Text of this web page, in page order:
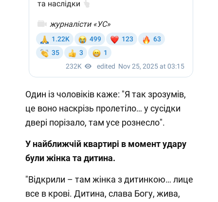
Один із чоловіків каже: "Я так зрозумів,
це воно наскрізь пролетіло… у сусідки
двері порізало, там усе рознесло".
У найближчій квартирі в момент удару
були жінка та дитина.
"Відкрили – там жінка з дитинкою… лице
все в крові. Дитина, слава Богу, жива,